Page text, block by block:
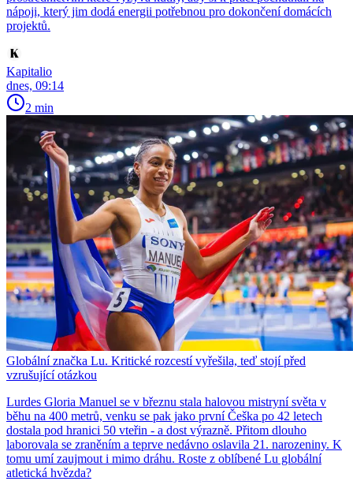
nápoji, který jim dodá energii potřebnou pro dokončení domácích
projektů.
Kapitalio
dnes, 09:14
2 min
Globální značka Lu. Kritické rozcestí vyřešila, teď stojí před
vzrušující otázkou
Lurdes Gloria Manuel se v březnu stala halovou mistryní světa v
běhu na 400 metrů, venku se pak jako první Češka po 42 letech
dostala pod hranici 50 vteřin - a dost výrazně. Přitom dlouho
laborovala se zraněním a teprve nedávno oslavila 21. narozeniny. K
tomu umí zaujmout i mimo dráhu. Roste z oblíbené Lu globální
atletická hvězda?